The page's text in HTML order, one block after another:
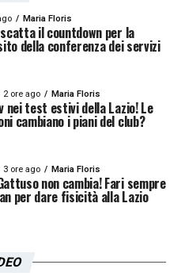
per il 2026-2027
lista, la
partire con grandi
di neopromosse
delle partite, mentre
cercheranno
ruolo ai vertici della
pronto a
Maria Floris
il countdown per la
della conferenza dei servizi
2 ore ago Maria Floris
nei test estivi della Lazio! Le
cambiano i piani del club?
3 ore ago Maria Floris
non cambia! Fari sempre
per dare fisicità alla Lazio